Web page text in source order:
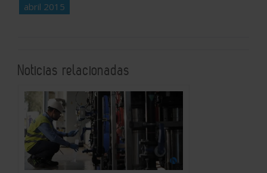
abril 2015
Noticias relacionadas